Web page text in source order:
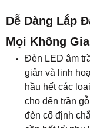
chỉ tạo cảm
phong cách
điển. Lớp sơn
màu, chống
tinh khôi theo
Đèn hỗ trợ dải
động ổn định
đình Việt